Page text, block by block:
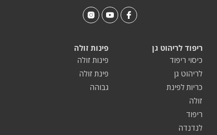
פינות זולה
פינות זולה
פינת זולה
גבוהה
ריפוד לריהוט גן
כיסוי ריפוד
לריהוט גן
כריות לפינת
זולה
ריפוד
לנדנדה